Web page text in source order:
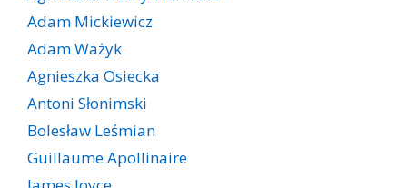
Adam Mickiewicz
Adam Ważyk
Agnieszka Osiecka
Antoni Słonimski
Bolesław Leśmian
Guillaume Apollinaire